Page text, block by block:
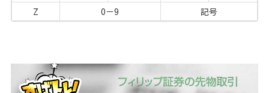
Z
0－9 記号